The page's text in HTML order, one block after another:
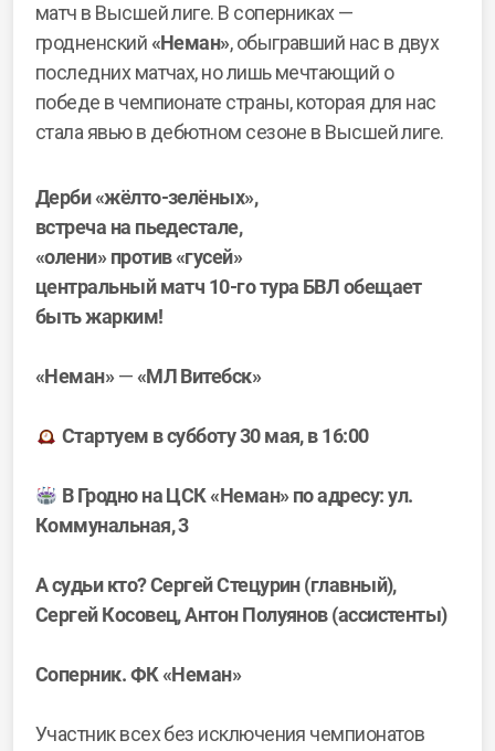
матч в Высшей лиге. В соперниках —
гродненский«Неман», обыгравший нас в двух
последних матчах, но лишь мечтающий о
победе в чемпионате страны, которая для нас
стала явью в дебютном сезоне в Высшей лиге.
Дерби «жёлто-зелёных»,
встреча на пьедестале,
«олени» против «гусей»
центральный матч 10-го тура БВЛ обещает
быть жарким!
«Неман»—«МЛ Витебск»
Стартуем в субботу 30 мая, в 16:00
В Гродно на ЦСК «Неман» по адресу: ул.
Коммунальная, 3
А судьи кто? Сергей Стецурин (главный),
Сергей Косовец, Антон Полуянов (ассистенты)
Соперник. ФК «Неман»
Участник всех без исключения чемпионатов